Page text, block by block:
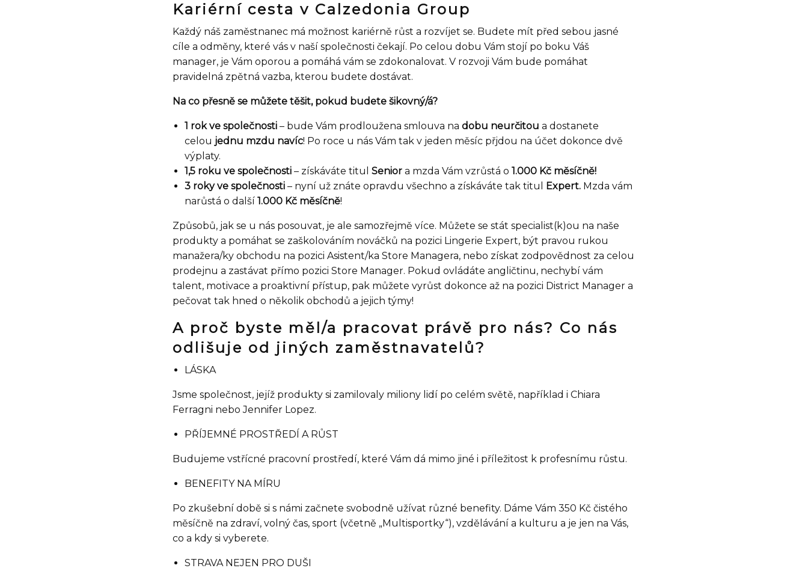
Kariérní cesta v Calzedonia Group
Každý náš zaměstnanec má možnost kariérně růst a rozvíjet se. Budete mít před sebou jasné
cíle a odměny, které vás v naší společnosti čekají. Po celou dobu Vám stojí po boku Váš
manager, je Vám oporou a pomáhá vám se zdokonalovat. V rozvoji Vám bude pomáhat
pravidelná zpětná vazba, kterou budete dostávat.
Na co přesně se můžete těšit, pokud budete šikovný/á?
1 rok ve společnosti– bude Vám prodloužena smlouva na dobu neurčitou a dostanete
celou jednu mzdu navíc! Po roce u nás Vám tak v jeden měsíc přjdou na účet dokonce dvě
výplaty.
1,5 roku ve společnosti– získáváte titul Seniora mzda Vám vzrůstá o 1.000 Kč měsíčně!
3 roky ve společnosti – nyní už znáte opravdu všechno a získáváte tak titul Expert.Mzda vám
narůstá o další 1.000 Kč měsíčně!
Způsobů, jak se u nás posouvat, je ale samozřejmě více. Můžete se stát specialist(k)ou na naše
produkty a pomáhat se zaškolováním nováčků na pozici Lingerie Expert, být pravou rukou
manažera/ky obchodu na pozici Asistent/ka Store Managera, nebo získat zodpovědnost za celou
prodejnu a zastávat přímo pozici Store Manager. Pokud ovládáte angličtinu, nechybí vám
talent, motivace a proaktivní přístup, pak můžete vyrůst dokonce až na pozici District Manager a
pečovat tak hned o několik obchodů a jejich týmy!
A proč byste měl/a pracovat právě pro nás? Co nás
odlišuje od jiných zaměstnavatelů?
LÁSKA
Jsme společnost, jejíž produkty si zamilovaly miliony lidí po celém světě, například i Chiara
Ferragni nebo Jennifer Lopez.
PŘÍJEMNÉ PROSTŘEDÍ A RŮST
Budujeme vstřícné pracovní prostředí, které Vám dá mimo jiné i příležitost k profesnímu růstu.
BENEFITY NA MÍRU
Po zkušební době si s námi začnete svobodně užívat různé benefity. Dáme Vám 350 Kč čistého
měsíčně na zdraví, volný čas, sport (včetně „Multisportky“), vzdělávání a kulturu a je jen na Vás,
co a kdy si vyberete.
STRAVA NEJEN PRO DUŠI